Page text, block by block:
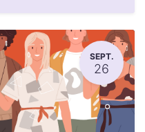
SEPT.
26